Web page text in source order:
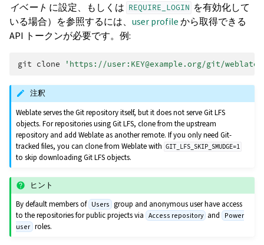
イベート に設定、もしくは REQUIRE_LOGIN を有効化して
いる場合）を参照するには、 user profileから取得できる
API トークンが必要です。例:
git clone 'https://user:KEY@example.org/git/
注釈
Weblate serves the Git repository itself, but it does not serve Git LFS
objects. For repositories using Git LFS, clone from the upstream
repository and add Weblate as another remote. If you only need Git-
tracked files, you can clone from Weblate with GIT_LFS_SKIP_SMUDGE=1
to skip downloading Git LFS objects.
ヒント
By default members of Users group and anonymous user have access
to the repositories for public projects via Access repository and Power
user roles.